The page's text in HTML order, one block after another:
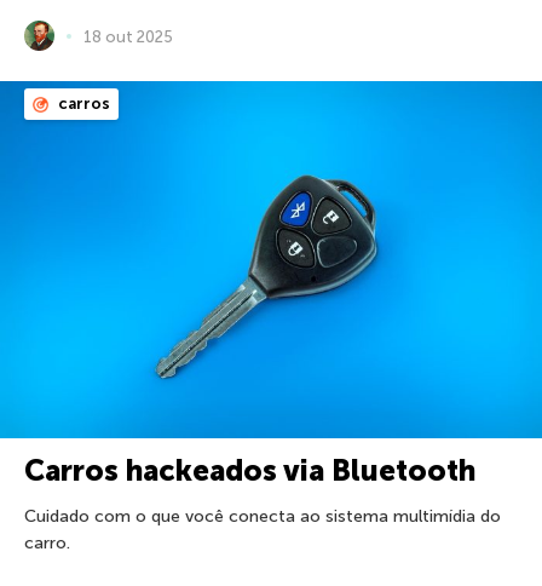
18 out 2025
carros
Carros hackeados via Bluetooth
Cuidado com o que você conecta ao sistema multimídia do
carro.